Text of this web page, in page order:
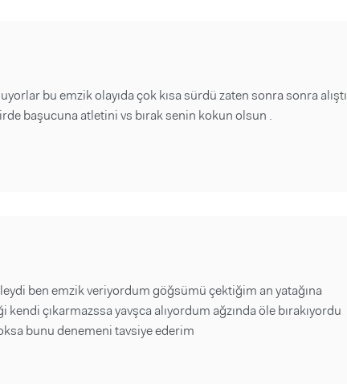
bu emzik olayıda çok kısa sürdü zaten sonra sonra alıştı
başucuna atletini vs bırak senin kokun olsun .
ben emzik veriyordum göğsümü çektiğim an yatağına
çıkarmazssa yavşca alıyordum ağzında öle bırakıyordu
bunu denemeni tavsiye ederim